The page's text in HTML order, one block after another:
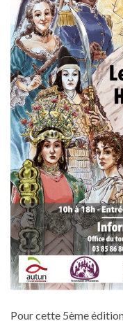
Pour cette 5ème